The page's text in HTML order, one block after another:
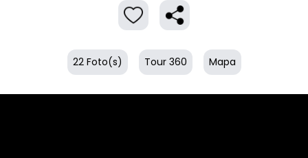
22 Foto(s) Tour 360 Mapa